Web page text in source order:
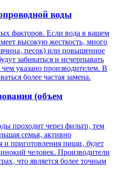
воды
факторов. Если вода в вашем
высокую жесткость‚ много
песок) или повышенное
забиваться и исчерпывать
чем указано производителем. В
более частая замена.
(объем
проходит через фильтр‚ тем
семья‚ активно
и приготовления пищи‚ будет
человек. Производители
что является более точным